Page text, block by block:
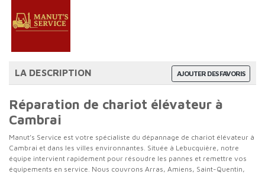
AJOUTER DES FAVORIS
LA DESCRIPTION
Réparation de chariot élévateur à
Cambrai
Manut’s Service est votre spécialiste du dépannage de chariot élévateur à
Cambrai et dans les villes environnantes. Située à Lebucquière, notre
équipe intervient rapidement pour résoudre les pannes et remettre vos
équipements en service. Nous couvrons Arras, Amiens, Saint-Quentin,